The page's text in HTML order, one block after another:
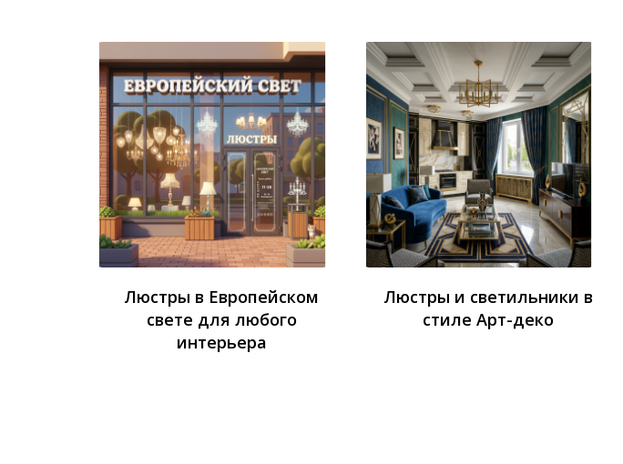
Люстры в Европейском
свете для любого
интерьера
Люстры и светильники в
стиле Арт-деко